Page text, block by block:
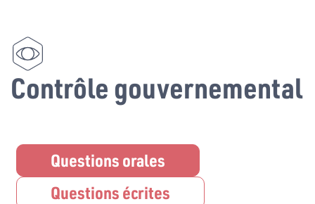
Contrôle gouvernemental
Questions orales
Questions écrites